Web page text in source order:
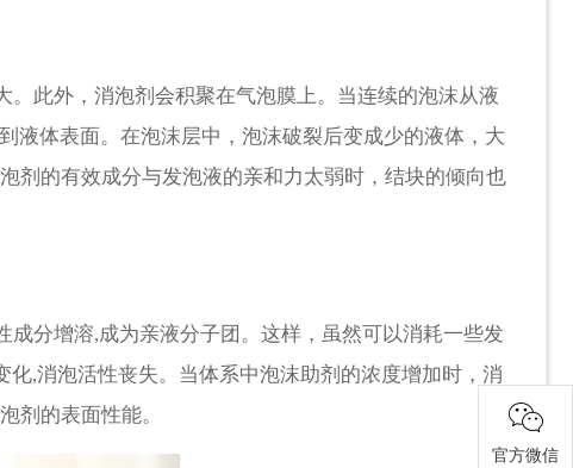
此外，消泡剂会积聚在气泡膜上。当连续的泡沫从液
液体表面。在泡沫层中，泡沫破裂后变成少的液体，大
剂的有效成分与发泡液的亲和力太弱时，结块的倾向也
分增溶,成为亲液分子团。这样，虽然可以消耗一些发
,消泡活性丧失。当体系中泡沫助剂的浓度增加时，消
剂的表面性能。
官方微信